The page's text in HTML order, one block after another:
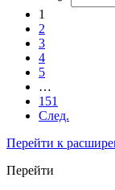
1
2
3
4
5
…
151
След.
Перейти к
Перейти